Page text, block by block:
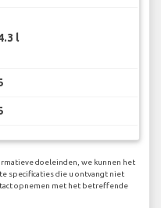
l
doeleinden, we kunnen het
specificaties die u ontvangt niet
opnemen met het betreffende